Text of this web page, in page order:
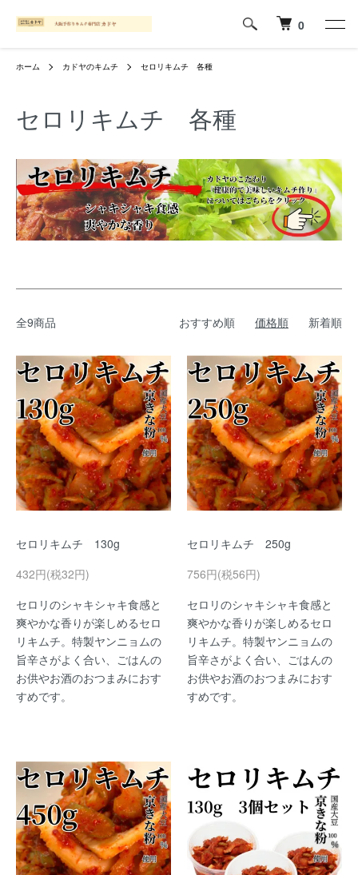
0
ホーム カドヤのキムチ セロリキムチ 各種
セロリキムチ 各種
全9商品 おすすめ順 価格順 新着順
セロリキムチ 130g
432円(税32円)
セロリのシャキシャキ食感と
爽やかな香りが楽しめるセロ
リキムチ。特製ヤンニョムの
旨辛さがよく合い、ごはんの
お供やお酒のおつまみにおす
すめです。
セロリキムチ 250g
756円(税56円)
セロリのシャキシャキ食感と
爽やかな香りが楽しめるセロ
リキムチ。特製ヤンニョムの
旨辛さがよく合い、ごはんの
お供やお酒のおつまみにおす
すめです。